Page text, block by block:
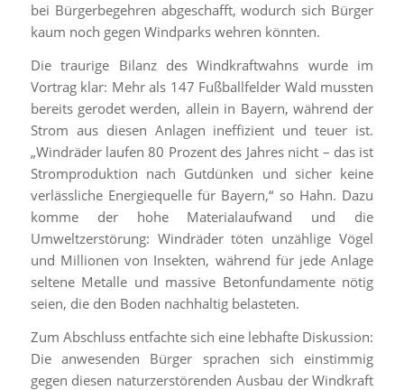
bei Bürgerbegehren abgeschafft, wodurch sich Bürger
kaum noch gegen Windparks wehren könnten.
Die traurige Bilanz des Windkraftwahns wurde im
Vortrag klar: Mehr als 147 Fußballfelder Wald mussten
bereits gerodet werden, allein in Bayern, während der
Strom aus diesen Anlagen ineffizient und teuer ist.
„Windräder laufen 80 Prozent des Jahres nicht – das ist
Stromproduktion nach Gutdünken und sicher keine
verlässliche Energiequelle für Bayern,“ so Hahn. Dazu
komme der hohe Materialaufwand und die
Umweltzerstörung: Windräder töten unzählige Vögel
und Millionen von Insekten, während für jede Anlage
seltene Metalle und massive Betonfundamente nötig
seien, die den Boden nachhaltig belasteten.
Zum Abschluss entfachte sich eine lebhafte Diskussion:
Die anwesenden Bürger sprachen sich einstimmig
gegen diesen naturzerstörenden Ausbau der Windkraft